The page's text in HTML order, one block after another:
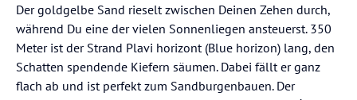
Der goldgelbe Sand rieselt zwischen Deinen Zehen durch,
während Du eine der vielen Sonnenliegen ansteuerst. 350
Meter ist der Strand Plavi horizont (Blue horizon) lang, den
Schatten spendende Kiefern säumen. Dabei fällt er ganz
flach ab und ist perfekt zum Sandburgenbauen. Der